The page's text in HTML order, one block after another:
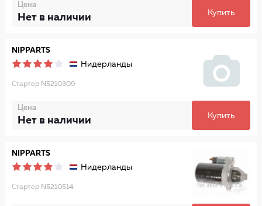
Цена
Нет в наличии Купить
NIPPARTS
Нидерланды
Стартер N5210309
Цена
Нет в наличии Купить
NIPPARTS
Нидерланды
Стартер N5210514